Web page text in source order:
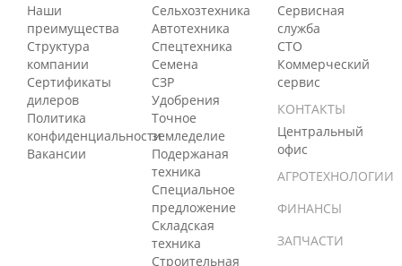
Наши
преимущества
Структура
компании
Сертификаты
дилеров
Политика
конфиденциальности
Вакансии
Сельхозтехника
Автотехника
Спецтехника
Семена
СЗР
Удобрения
Точное
земледелие
Подержаная
техника
Специальное
предложение
Складская
техника
Строительная
Сервисная
служба
СТО
Коммерческий
сервис
КОНТАКТЫ
Центральный
офис
АГРОТЕХНОЛОГИИ
ФИНАНСЫ
ЗАПЧАСТИ